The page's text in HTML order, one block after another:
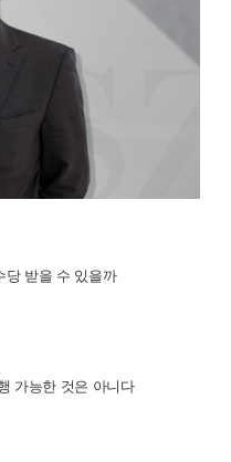
당 받을 수 있을까
가능한 것은 아니다